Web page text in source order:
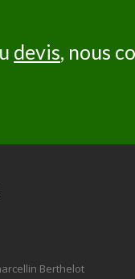
devis, nous
Berthelot